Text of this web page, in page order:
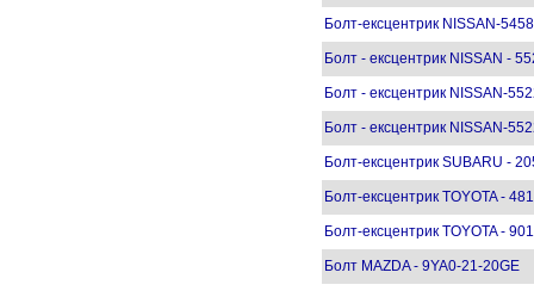
Болт-ексцентрик NISSAN-
Болт - ексцентрик NISSAN -
Болт - ексцентрик NISSAN-
Болт - ексцентрик NISSAN-
Болт-ексцентрик SUBARU -
Болт-ексцентрик TOYOTA -
Болт-ексцентрик TOYOTA -
Болт MAZDA - 9YA0-21-20GE